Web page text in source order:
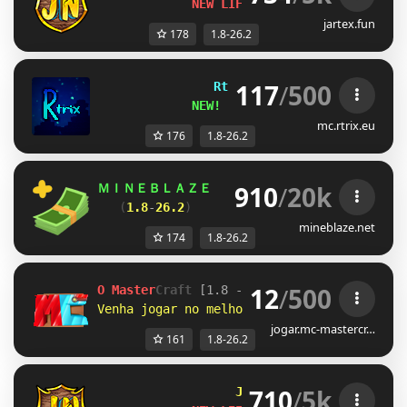
NEW LIFESTEAL SEASON
jartex.fun
178 1.8-26.2
Rtrix.eu ❘ 1.8 ➟ 26.2
NEW!
LIFESTEAL S3 RELEASE
117/500
mc.rtrix.eu
176 1.8-26.2
ＭＩＮＥＢＬＡＺＥ // 「 Взломай
(1.8-26.2) // забирай
910/20k
mineblaze.net
174 1.8-26.2
O MasterCraft [1.8 - 26.2] ●
Venha jogar no melhor RankUP!! Resetamos!
12/500
jogar.mc-mastercr…
161 1.8-26.2
Jartex Network